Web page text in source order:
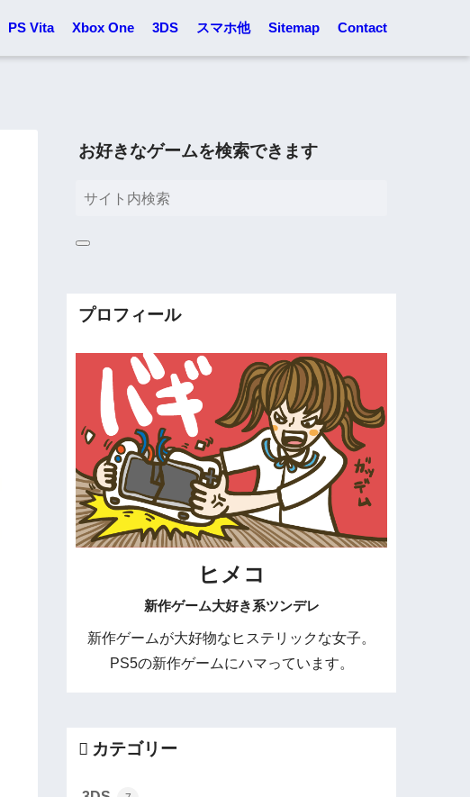
PS Vita Xbox One 3DS スマホ他 Sitemap Contact
お好きなゲームを検索できます
プロフィール
ヒメコ
新作ゲーム大好き系ツンデレ
新作ゲームが大好物なヒステリックな女子。
PS5の新作ゲームにハマっています。
カテゴリー